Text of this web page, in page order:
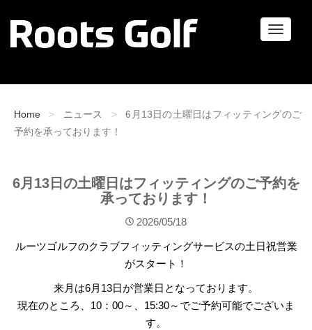
ナ
ョ
Home ニュース
6月13日の土曜日はフィッティングのご
予約を承っております！
6月13日の土曜日はフィッティングのご予約を
承っております！
2026/05/18
ルーツゴルフのクラブフィッティングサービスの土日祝営業
がスタート！
来月は6月13日が営業日となっております。
現在のところ、10：00～、15:30～でご予約可能でございま
す。